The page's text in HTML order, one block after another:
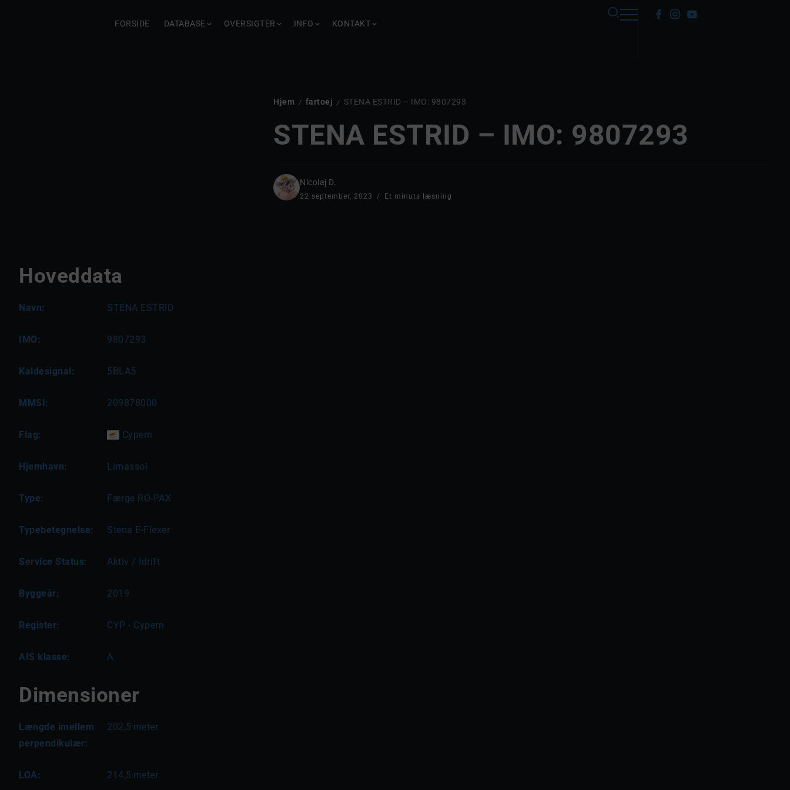
FORSIDE DATABASE OVERSIGTER INFO KONTAKT
Hjem / fartoej / STENA ESTRID – IMO: 9807293
STENA ESTRID – IMO: 9807293
Nicolaj D.
22 september, 2023 Et minuts læsning
Hoveddata
Navn: STENA ESTRID
IMO: 9807293
Kaldesignal: 5BLA5
MMSI: 209878000
Flag: Cypern
Hjemhavn: Limassol
Type: Færge RO-PAX
Typebetegnelse: Stena E-Flexer
Service Status: Aktiv / Idrift
Byggeår: 2019
Register: CYP - Cypern
AIS klasse: A
Dimensioner
Længde imellem
perpendikulær:
202,5 meter
LOA: 214,5 meter